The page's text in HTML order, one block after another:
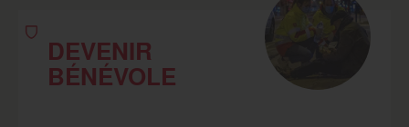
DEVENIR
BÉNÉVOLE